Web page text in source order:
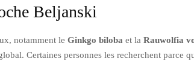
Beljanski
notamment le Ginkgo biloba et la Rauwolfia
Certaines personnes les recherchent parce